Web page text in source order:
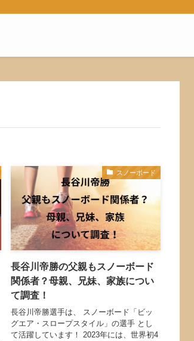
スノーボード
長谷川帝勝の父親もスノーボード
関係者？母親、兄妹、家族につい
て調査！
長谷川帝勝選手は、 スノーボード「ビッ
グエア・スロープスタイル」の選手 とし
て活躍しています！ 2023年には、世界初4